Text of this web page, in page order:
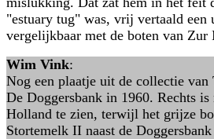
"estuary tug" was, vrij vertaald een
vergelijkbaar met de boten van Zur
Wim Vink:
Nog een plaatje uit de collectie van
De Doggersbank in 1960. Rechts
Holland te zien, terwijl het grijze
Stortemelk II naast de